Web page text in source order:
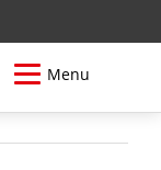
Menu